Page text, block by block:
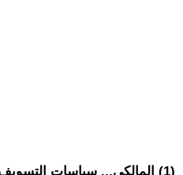
(1) المالكي... سياسات التسويف والإسقاط السياسي